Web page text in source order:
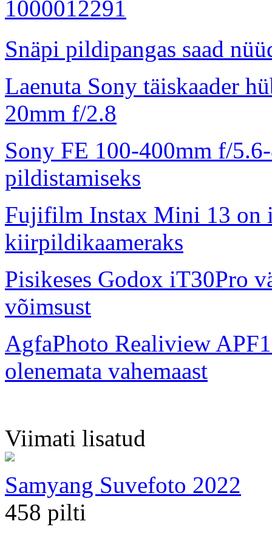
Snäpi pildipangas saad
Laenuta Sony täiskaader
20mm f/2.8
Sony FE 100-400mm f/
pildistamiseks
Fujifilm Instax Mini 13 on
kiirpildikaameraks
Pisikeses Godox iT30Pro
võimsust
AgfaPhoto Realiview
olenemata vahemaast
Viimati lisatud
Samyang Suvefoto 2022
458 pilti